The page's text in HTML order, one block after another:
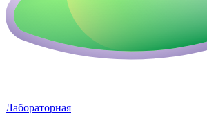
Лабораторная